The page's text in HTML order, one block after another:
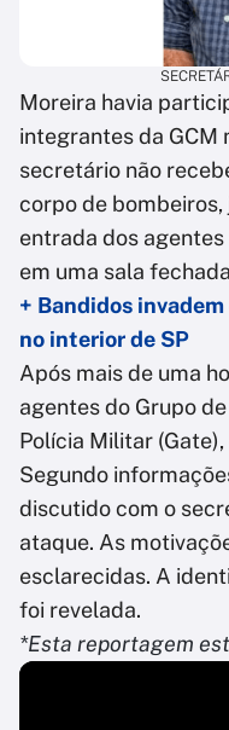
Moreira havia
integrantes da GCM
secretário não
corpo de
entrada dos
em uma sala
+ Bandidos
no interior de SP
Após mais de uma
agentes do Grupo
Polícia Militar
Segundo
discutido com o
ataque. As
esclarecidas. A
foi revelada.
*Esta reportagem